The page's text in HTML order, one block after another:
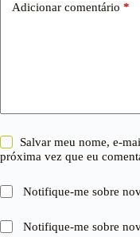
Adicionar comentário *
Salvar meu nome, e-
próxima vez que eu
Notifique-me sobre
Notifique-me sobre